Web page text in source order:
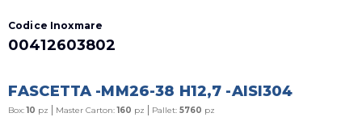
Codice Inoxmare
00412603802
FASCETTA -MM26-38 H12,7 -AISI304
Box:10 pz | Master Carton:160 pz | Pallet: 5760 pz